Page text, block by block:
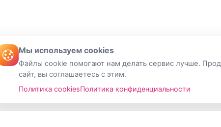
Мы используем cookies
Файлы cookie помогают нам делать сервис лучше.
сайт, вы соглашаетесь с этим.
Политика cookiesПолитика конфиденциальности